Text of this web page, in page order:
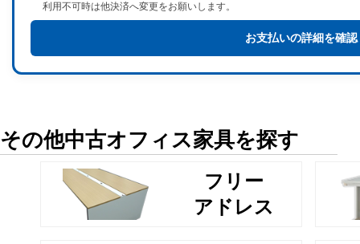
利用不可時は他決済へ変更をお願いします。
お支払いの詳細を確認
その他中古オフィス家具を探す
フリー
アドレス